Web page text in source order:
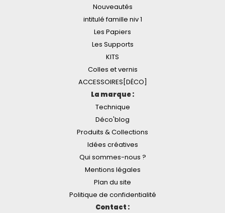
Nouveautés
intitulé famille niv 1
Les Papiers
Les Supports
KITS
Colles et vernis
ACCESSOIRES[DÉCO]
La marque :
Technique
Déco'blog
Produits & Collections
Idées créatives
Qui sommes-nous ?
Mentions légales
Plan du site
Politique de confidentialité
Contact :